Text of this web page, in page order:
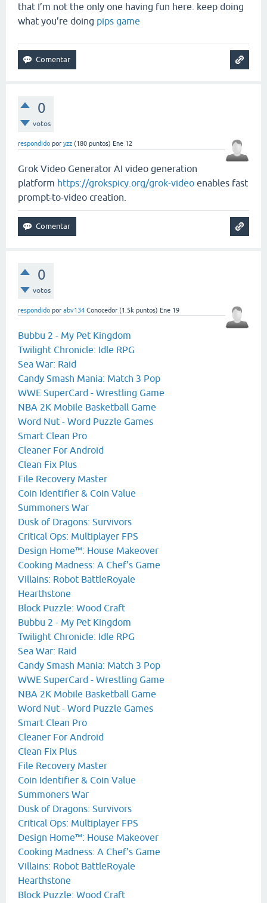
that I’m not the only one having fun here. keep doing
what you’re doing pips game
0
votos
respondido por yzz (180 puntos) Ene 12
Grok Video Generator AI video generation
platform https://grokspicy.org/grok-video enables fast
prompt-to-video creation.
0
votos
respondido por abv134 Conocedor (1.5k puntos) Ene 19
Bubbu 2 - My Pet Kingdom
Twilight Chronicle: Idle RPG
Sea War: Raid
Candy Smash Mania: Match 3 Pop
WWE SuperCard - Wrestling Game
NBA 2K Mobile Basketball Game
Word Nut - Word Puzzle Games
Smart Clean Pro
Cleaner For Android
Clean Fix Plus
File Recovery Master
Coin Identifier & Coin Value
Summoners War
Dusk of Dragons: Survivors
Critical Ops: Multiplayer FPS
Design Home™: House Makeover
Cooking Madness: A Chef's Game
Villains: Robot BattleRoyale
Hearthstone
Block Puzzle: Wood Craft
Bubbu 2 - My Pet Kingdom
Twilight Chronicle: Idle RPG
Sea War: Raid
Candy Smash Mania: Match 3 Pop
WWE SuperCard - Wrestling Game
NBA 2K Mobile Basketball Game
Word Nut - Word Puzzle Games
Smart Clean Pro
Cleaner For Android
Clean Fix Plus
File Recovery Master
Coin Identifier & Coin Value
Summoners War
Dusk of Dragons: Survivors
Critical Ops: Multiplayer FPS
Design Home™: House Makeover
Cooking Madness: A Chef's Game
Villains: Robot BattleRoyale
Hearthstone
Block Puzzle: Wood Craft